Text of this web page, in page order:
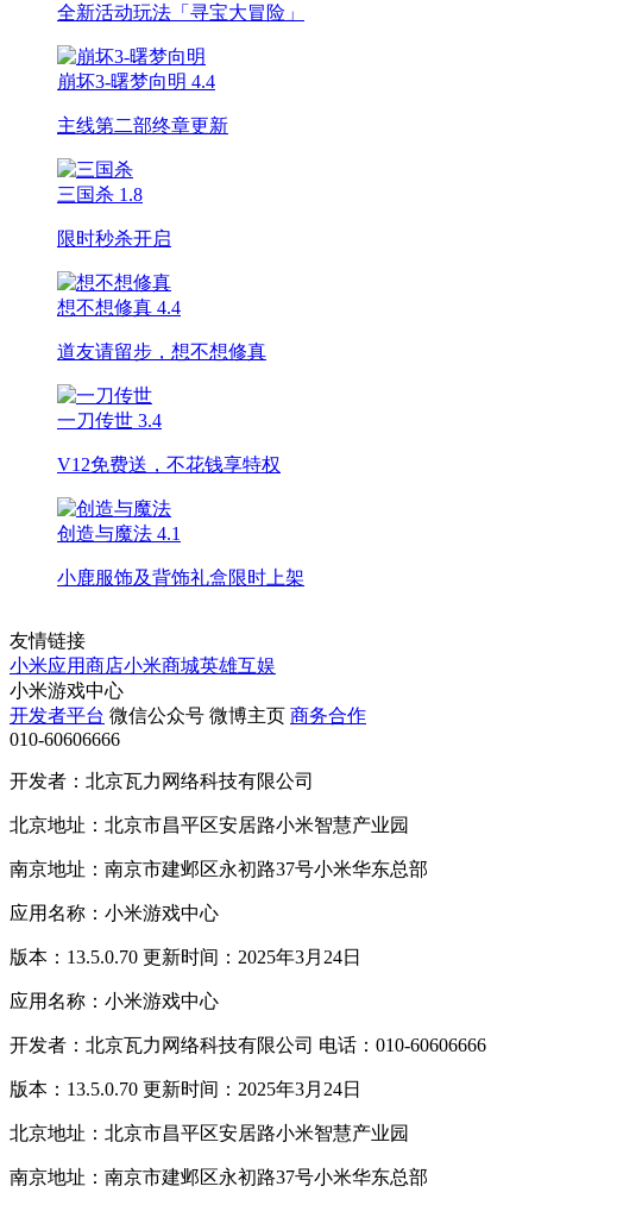
全新活动玩法「寻宝大冒险」
崩坏3-曙梦向明 4.4
主线第二部终章更新
三国杀 1.8
限时秒杀开启
想不想修真 4.4
道友请留步，想不想修真
一刀传世 3.4
V12免费送，不花钱享特权
创造与魔法 4.1
小鹿服饰及背饰礼盒限时上架
友情链接
小米应用商店小米商城英雄互娱
小米游戏中心
开发者平台 微信公众号 微博主页 商务合作
010-60606666
开发者：北京瓦力网络科技有限公司
北京地址：北京市昌平区安居路小米智慧产业园
南京地址：南京市建邺区永初路37号小米华东总部
应用名称：小米游戏中心
版本：13.5.0.70 更新时间：2025年3月24日
应用名称：小米游戏中心
开发者：北京瓦力网络科技有限公司 电话：010-60606666
版本：13.5.0.70 更新时间：2025年3月24日
北京地址：北京市昌平区安居路小米智慧产业园
南京地址：南京市建邺区永初路37号小米华东总部